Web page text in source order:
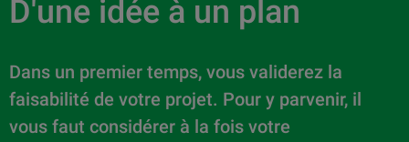
D'une idée à un plan
Dans un premier temps, vous validerez la
faisabilité de votre projet. Pour y parvenir, il
vous faut considérer à la fois votre